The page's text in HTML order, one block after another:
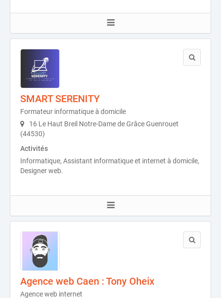
SMART SERENITY
Formateur informatique à domicile
16 Le Haut Breil Notre-Dame de Grâce Guenrouet
(44530)
Activités
Informatique, Assistant informatique et internet à domicile,
Designer web.
Agence web Caen : Tony Oheix
Agence web internet